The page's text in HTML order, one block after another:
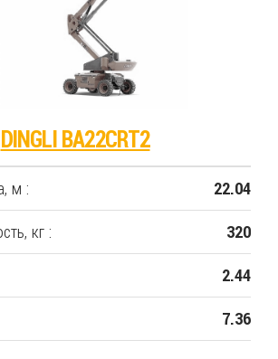
DINGLI BA22CRT2
м : 22.04
кг : 320
2.44
7.36